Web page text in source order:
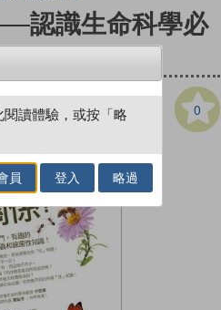
認識生命科學必
0
讀體驗，或按「略
員 登入 略過